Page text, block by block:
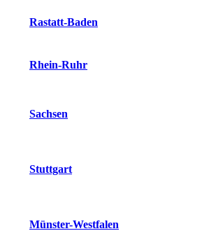
Rastatt-Baden
Rhein-Ruhr
Sachsen
Stuttgart
Münster-Westfalen